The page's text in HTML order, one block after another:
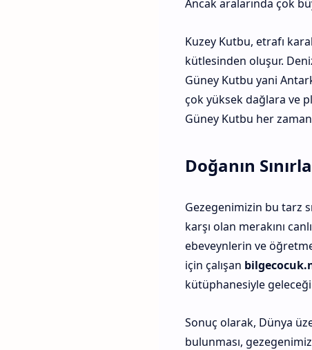
Ancak aralarında çok
Kuzey Kutbu, etrafı
kütlesinden oluşur.
Güney Kutbu yani
çok yüksek dağlara ve
Güney Kutbu her
Doğanın
Gezegenimizin bu tarz
karşı olan merakını
ebeveynlerin ve
için çalışan
kütüphanesiyle
Sonuç olarak, Dünya
bulunması,